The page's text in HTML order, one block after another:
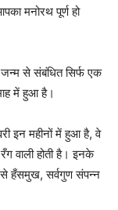
मनोरथ पूर्ण हो
से संबंधित सिर्फ एक
में हुआ है।
इन महीनों में हुआ है, वे
वाली होती है। इनके
से हँसमुख, सर्वगुण संपन्न